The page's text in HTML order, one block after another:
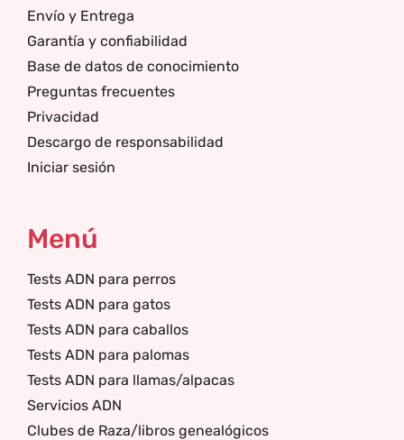
Envío y Entrega
Garantía y confiabilidad
Base de datos de conocimiento
Preguntas frecuentes
Privacidad
Descargo de responsabilidad
Iniciar sesión
Menú
Tests ADN para perros
Tests ADN para gatos
Tests ADN para caballos
Tests ADN para palomas
Tests ADN para llamas/alpacas
Servicios ADN
Clubes de Raza/libros genealógicos